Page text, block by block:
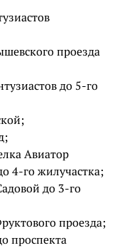
проезда
до 5-го
Авиатор
4-го жилучастка;
до 3-го
проезда;
проспекта